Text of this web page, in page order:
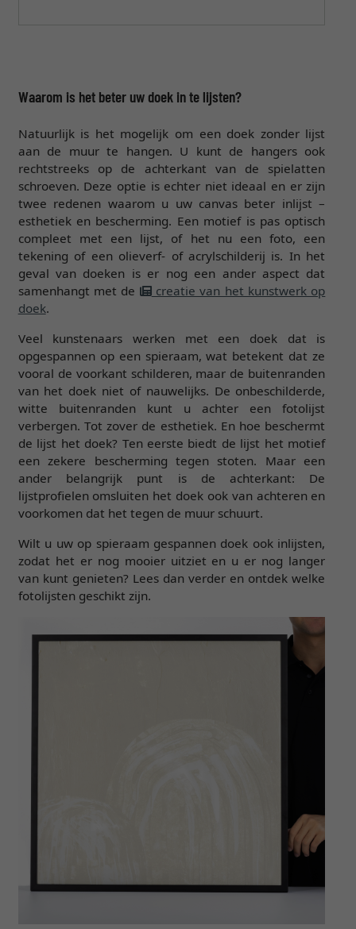
Waarom is het beter uw doek in te lijsten?
Natuurlijk is het mogelijk om een doek zonder lijst
aan de muur te hangen. U kunt de hangers ook
rechtstreeks op de achterkant van de spielatten
schroeven. Deze optie is echter niet ideaal en er zijn
twee redenen waarom u uw canvas beter inlijst –
esthetiek en bescherming. Een motief is pas optisch
compleet met een lijst, of het nu een foto, een
tekening of een olieverf- of acrylschilderij is. In het
geval van doeken is er nog een ander aspect dat
samenhangt met de
creatie van het kunstwerk op
doek.
Veel kunstenaars werken met een doek dat is
opgespannen op een spieraam, wat betekent dat ze
vooral de voorkant schilderen, maar de buitenranden
van het doek niet of nauwelijks. De onbeschilderde,
witte buitenranden kunt u achter een fotolijst
verbergen. Tot zover de esthetiek. En hoe beschermt
de lijst het doek? Ten eerste biedt de lijst het motief
een zekere bescherming tegen stoten. Maar een
ander belangrijk punt is de achterkant: De
lijstprofielen omsluiten het doek ook van achteren en
voorkomen dat het tegen de muur schuurt.
Wilt u uw op spieraam gespannen doek ook inlijsten,
zodat het er nog mooier uitziet en u er nog langer
van kunt genieten? Lees dan verder en ontdek welke
fotolijsten geschikt zijn.